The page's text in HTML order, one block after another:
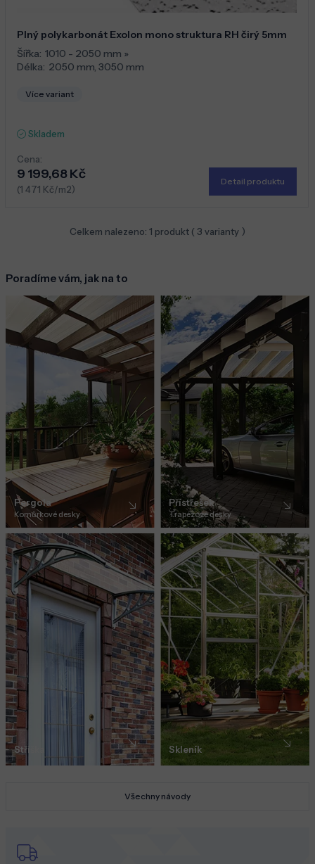
Plný polykarbonát Exolon mono struktura RH čirý 5mm
Šířka: 1010 - 2050 mm »
Délka: 2050 mm, 3050 mm
Více variant
Skladem
Cena:
9 199,68 Kč
(1 471 Kč/m2)
Detail produktu
Celkem nalezeno: 1 produkt ( 3 varianty )
Poradíme vám, jak na to
Pergola
Komůrkové desky
Přístřešek
Trapézové desky
Stříška Skleník
Všechny návody